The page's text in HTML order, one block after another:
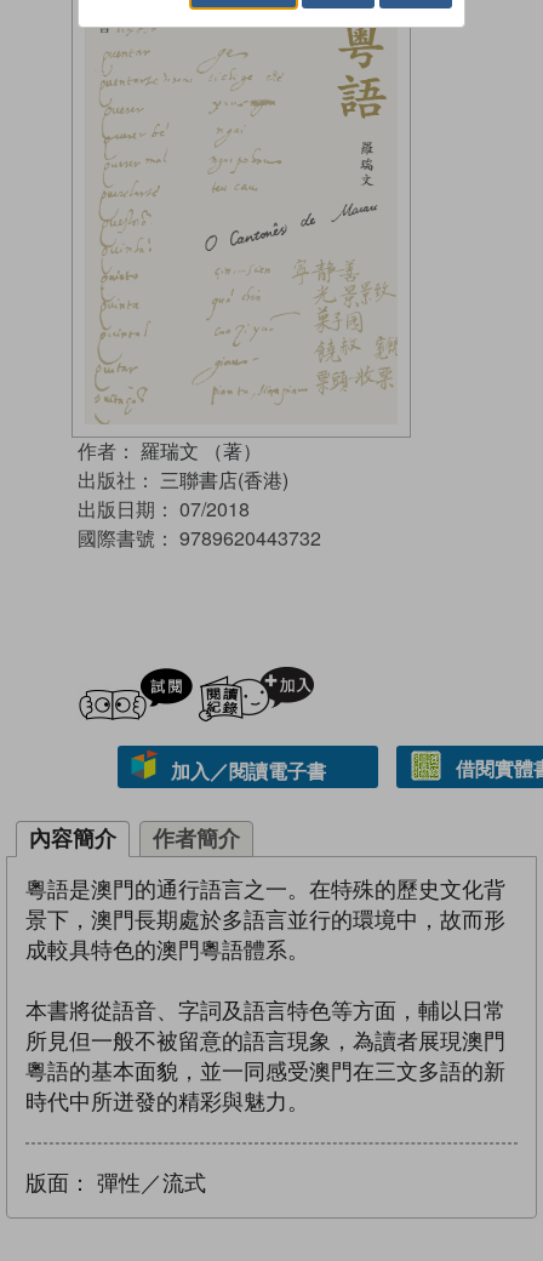
作者： 羅瑞文 （著）
出版社： 三聯書店(香港)
出版日期： 07/2018
國際書號： 9789620443732
試閲
加入／閱讀電子書 借閱實體
內容簡介 作者簡介
粵語是澳門的通行語言之一。在特殊的歷史文化背
景下，澳門長期處於多語言並行的環境中，故而形
成較具特色的澳門粵語體系。
本書將從語音、字詞及語言特色等方面，輔以日常
所見但一般不被留意的語言現象，為讀者展現澳門
粵語的基本面貌，並一同感受澳門在三文多語的新
時代中所迸發的精彩與魅力。
版面： 彈性／流式